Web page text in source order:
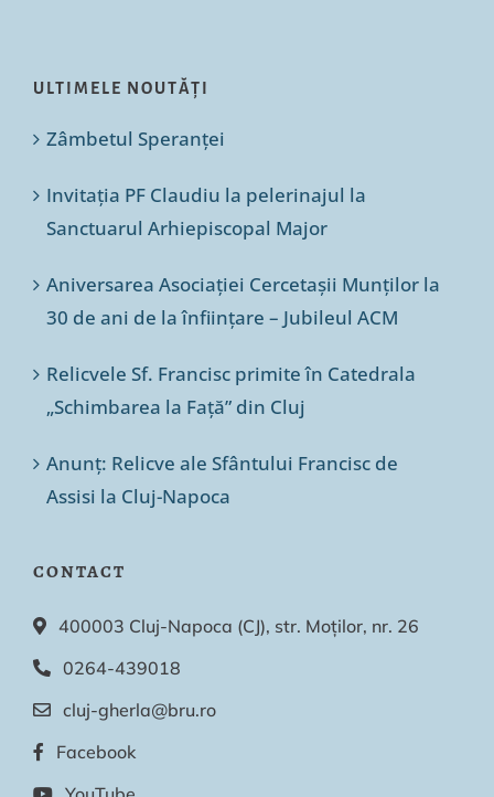
ULTIMELE NOUTĂȚI
Zâmbetul Speranței
Invitația PF Claudiu la pelerinajul la
Sanctuarul Arhiepiscopal Major
Aniversarea Asociației Cercetașii Munților la
30 de ani de la înființare – Jubileul ACM
Relicvele Sf. Francisc primite în Catedrala
„Schimbarea la Față” din Cluj
Anunț: Relicve ale Sfântului Francisc de
Assisi la Cluj-Napoca
CONTACT
400003 Cluj-Napoca (CJ), str. Moților, nr. 26
0264-439018
cluj-gherla@bru.ro
Facebook